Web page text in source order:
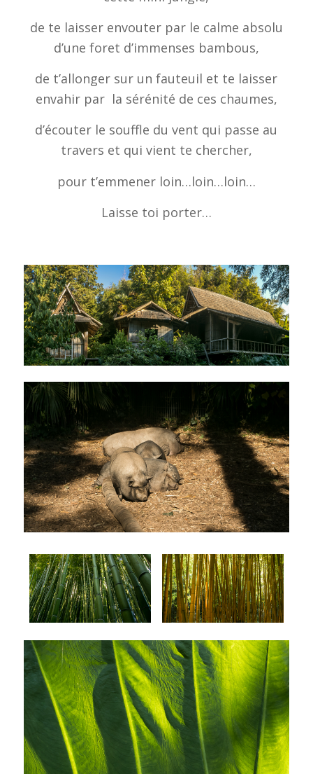
de te laisser envouter par le calme absolu
d’une foret d’immenses bambous,
de t’allonger sur un fauteuil et te laisser
envahir par la sérénité de ces chaumes,
d’écouter le souffle du vent qui passe au
travers et qui vient te chercher,
pour t’emmener loin…loin…loin…
Laisse toi porter…